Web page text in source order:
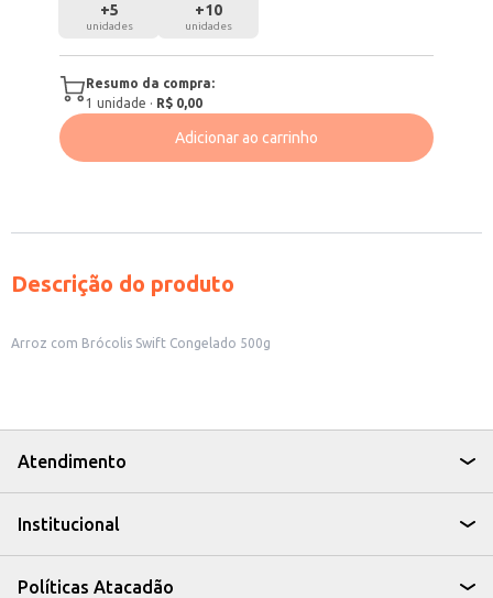
+5
unidades
+10
unidades
Resumo da compra:
1 unidade · R$ 0,00
Adicionar ao carrinho
Descrição do produto
Arroz com Brócolis Swift Congelado 500g
Atendimento
Institucional
Políticas Atacadão